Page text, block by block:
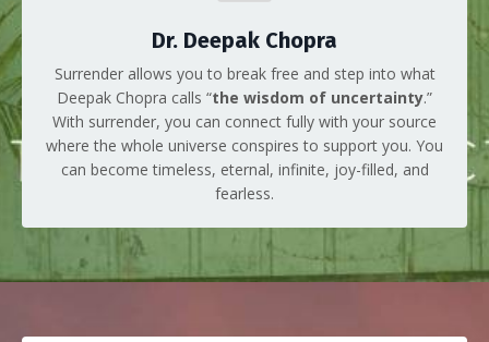
Dr. Deepak Chopra
Surrender allows you to break free and step into what
Deepak Chopra calls “the wisdom of uncertainty.”
With surrender, you can connect fully with your source
where the whole universe conspires to support you. You
can become timeless, eternal, infinite, joy-filled, and
fearless.